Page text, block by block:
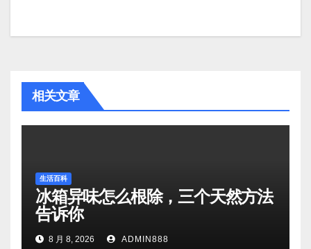
相关文章
生活百科
冰箱异味怎么根除，三个天然方法
告诉你
8 月 8, 2026 ADMIN888